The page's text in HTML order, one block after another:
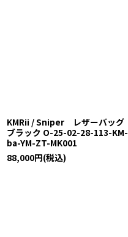
KMRii / Sniper レザーバッグ
ブラック O-25-02-28-113-KM-
ba-YM-ZT-MK001
88,000円(税込)